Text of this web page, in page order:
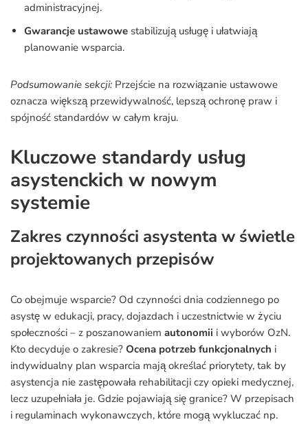
administracyjnej.
Gwarancje ustawowe stabilizują usługę i ułatwiają
planowanie wsparcia.
Podsumowanie sekcji: Przejście na rozwiązanie ustawowe
oznacza większą przewidywalność, lepszą ochronę praw i
spójność standardów w całym kraju.
Kluczowe standardy usług
asystenckich w nowym
systemie
Zakres czynności asystenta w świetle
projektowanych przepisów
Co obejmuje wsparcie? Od czynności dnia codziennego po
asystę w edukacji, pracy, dojazdach i uczestnictwie w życiu
społeczności – z poszanowaniem autonomii i wyborów OzN.
Kto decyduje o zakresie? Ocena potrzeb funkcjonalnych i
indywidualny plan wsparcia mają określać priorytety, tak by
asystencja nie zastępowała rehabilitacji czy opieki medycznej,
lecz uzupełniała je. Gdzie pojawiają się granice? W przepisach
i regulaminach wykonawczych, które mogą wykluczać np.